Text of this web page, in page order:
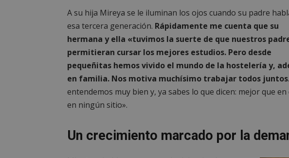
A su hija Mireya se le iluminan los ojos cuando su padre
esa tercera generación. Rápidamente me cuenta que su
hermana y ella «tuvimos la suerte de que nuestros
permitieran cursar los mejores estudios. Pero desde
pequeñitas hemos vivido el mundo de la hostelería y,
en familia. Nos motiva muchísimo trabajar todos juntos
entendemos muy bien y, ya sabes lo que dicen: mejor que en
en ningún sitio».
Un crecimiento marcado por la